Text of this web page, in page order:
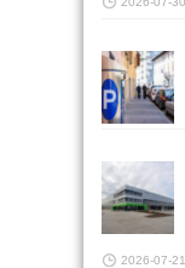
2026-07-21